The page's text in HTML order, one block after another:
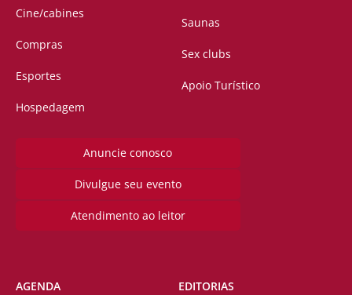
Cine/cabines
Compras
Esportes
Hospedagem
Saunas
Sex clubs
Apoio Turístico
Anuncie conosco
Divulgue seu evento
Atendimento ao leitor
AGENDA EDITORIAS